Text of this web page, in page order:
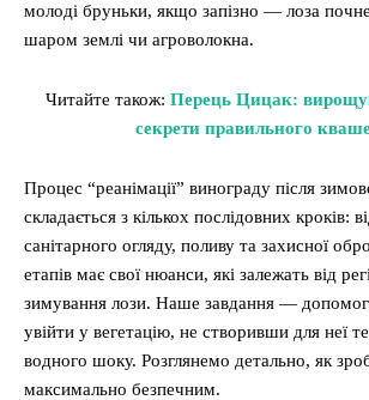
молоді бруньки, якщо запізно — лоза почне
шаром землі чи агроволокна.
Читайте також: Перець Цицак:
секрети правильного
Процес “реанімації” винограду після
складається з кількох послідовних кроків:
санітарного огляду, поливу та захисної
етапів має свої нюанси, які залежать від
зимування лози. Наше завдання —
увійти у вегетацію, не створивши для неї
водного шоку. Розглянемо детально, як
максимально безпечним.